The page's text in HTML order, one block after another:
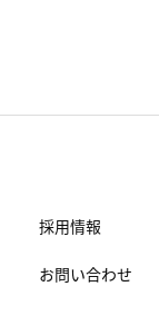
採用情報
お問い合わせ